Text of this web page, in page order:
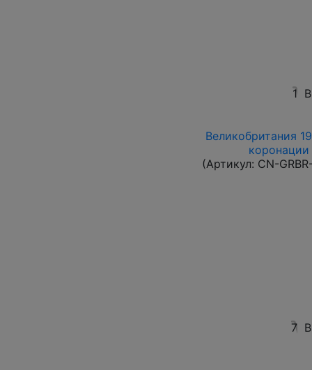
1
Великобритания
(Артикул: CN-
7